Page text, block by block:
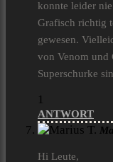
konnte leider
Grafisch richtig
gewesen.
von Venom und
Superschurke
1
ANTWORT
Hi Leute,